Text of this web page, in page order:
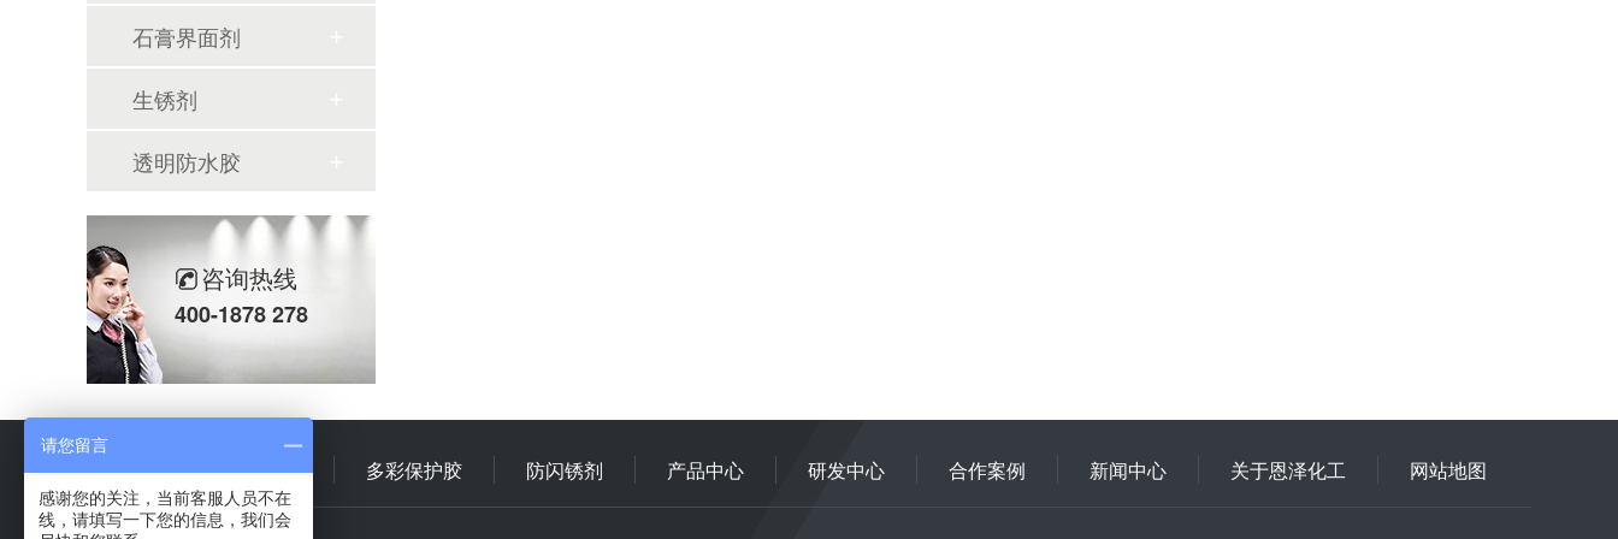
石膏界面剂
生锈剂
透明防水胶
咨询热线
400-1878 278
首 页 多彩乳液 多彩保护胶 防闪锈剂 产品中心 研发中心 合作案例 新闻中心 关于恩泽化工 网站地图
请您留言
感谢您的关注，当前客服人员不在
线，请填写一下您的信息，我们会